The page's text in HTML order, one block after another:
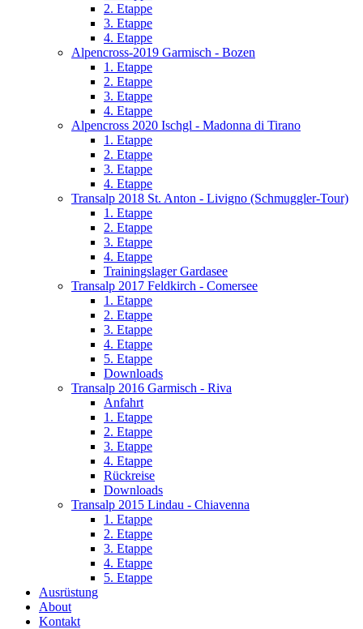
2. Etappe
3. Etappe
4. Etappe
Alpencross-2019 Garmisch - Bozen
1. Etappe
2. Etappe
3. Etappe
4. Etappe
Alpencross 2020 Ischgl - Madonna di Tirano
1. Etappe
2. Etappe
3. Etappe
4. Etappe
Transalp 2018 St. Anton - Livigno (Schmuggler-Tour)
1. Etappe
2. Etappe
3. Etappe
4. Etappe
Trainingslager Gardasee
Transalp 2017 Feldkirch - Comersee
1. Etappe
2. Etappe
3. Etappe
4. Etappe
5. Etappe
Downloads
Transalp 2016 Garmisch - Riva
Anfahrt
1. Etappe
2. Etappe
3. Etappe
4. Etappe
Rückreise
Downloads
Transalp 2015 Lindau - Chiavenna
1. Etappe
2. Etappe
3. Etappe
4. Etappe
5. Etappe
Ausrüstung
About
Kontakt